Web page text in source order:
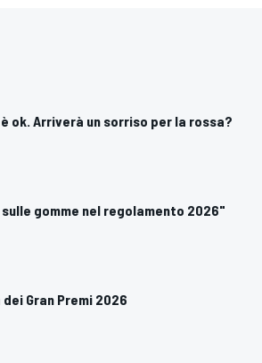
ok. Arriverà un sorriso per la rossa?
gomme nel regolamento 2026"
Gran Premi 2026